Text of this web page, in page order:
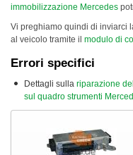
immobilizzazione Mercedes
Vi preghiamo quindi di inviarci
al veicolo tramite il modulo di
Errori specifici
Dettagli sulla riparazione
sul quadro strumenti